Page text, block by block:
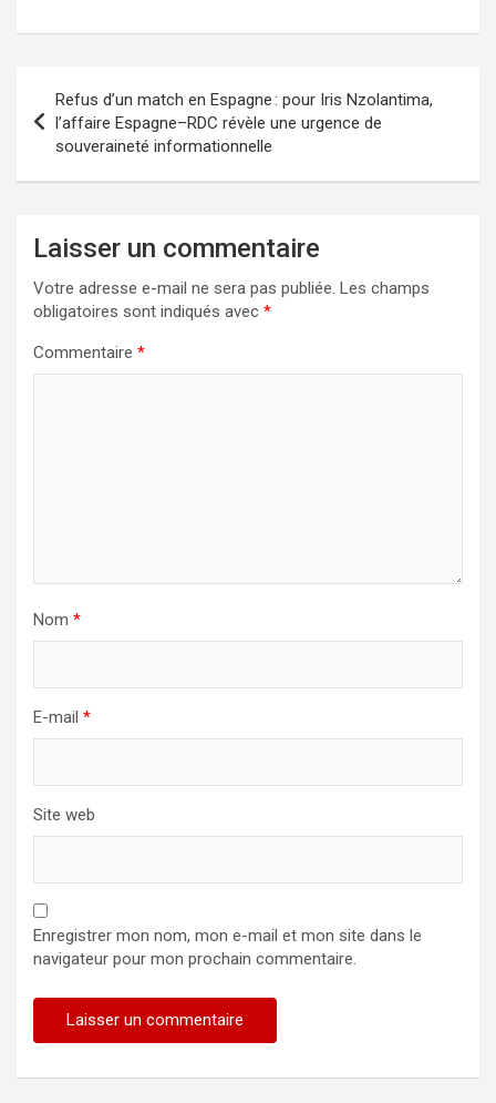
de
l’article
Refus d’un match en Espagne : pour Iris Nzolantima,
l’affaire Espagne–RDC révèle une urgence de
souveraineté informationnelle
Laisser un commentaire
Votre adresse e-mail ne sera pas publiée. Les champs
obligatoires sont indiqués avec *
Commentaire *
Nom *
E-mail *
Site web
Enregistrer mon nom, mon e-mail et mon site dans le
navigateur pour mon prochain commentaire.